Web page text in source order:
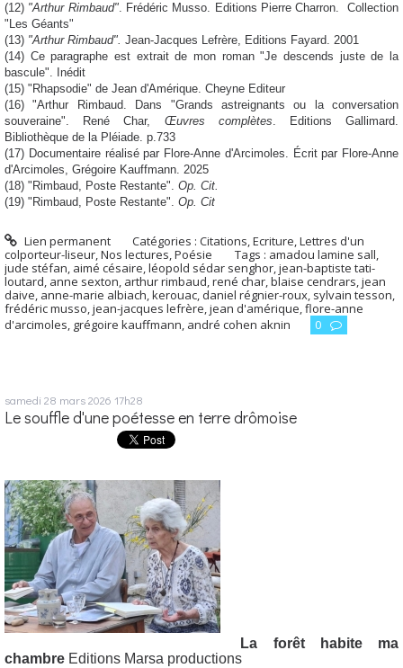
(12) "Arthur Rimbaud". Frédéric Musso. Editions Pierre Charron. Collection
"Les Géants"
(13) "Arthur Rimbaud". Jean-Jacques Lefrère, Editions Fayard. 2001
(14) Ce paragraphe est extrait de mon roman "Je descends juste de la
bascule". Inédit
(15) "Rhapsodie" de Jean d'Amérique. Cheyne Editeur
(16) "Arthur Rimbaud. Dans "Grands astreignants ou la conversation
souveraine". René Char, Œuvres complètes. Editions Gallimard.
Bibliothèque de la Pléiade. p.733
(17) Documentaire réalisé par Flore-Anne d'Arcimoles. Écrit par Flore-Anne
d'Arcimoles, Grégoire Kauffmann. 2025
(18) "Rimbaud, Poste Restante". Op. Cit.
(19) "Rimbaud, Poste Restante". Op. Cit
Lien permanent Catégories :Citations ,Ecriture ,Lettres d'un
colporteur-liseur Nos lectures Poésie Tags : amadou lamine sall
jude stéfan aimé césaire léopold sédar senghor jean-baptiste tati-
loutard anne sexton arthur rimbaud rené char blaise cendrars jean
daive anne-marie albiach kerouac daniel régnier-roux sylvain tesson
frédéric musso jean-jacques lefrère jean d'amérique flore-anne
d'arcimoles grégoire kauffmann andré cohen aknin 0
samedi 28 mars 2026 17h28
Le souffle d'une poétesse en terre drômoise
La forêt habite ma
chambre Editions Marsa productions